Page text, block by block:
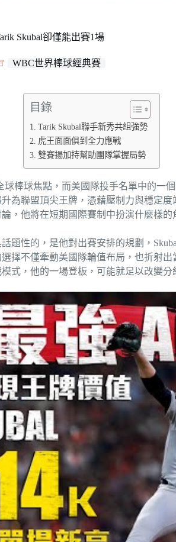
Skubal卻僅能出賽1場
WBC世界棒球經典賽
目錄
Tarik Skubal聯手新秀共組強勢
虎王面面俱到全力應戰
雙賽揚加持幫助團隊掌握局勢
球棒球焦點，而美國隊投手名單中的一
為聯盟頂尖王牌，憑藉壓制力與穩定
，他將在短期國際賽制中扮演什麼樣的
題性的，是他對出賽安排的規劃，
擇不僅牽動美國隊輪值布局，也折射
式，他的一場登板，可能就足以改變分